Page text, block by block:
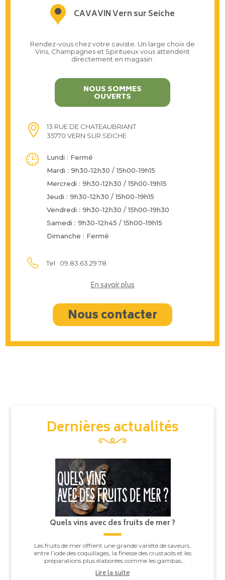
CAVAVIN Vern sur Seiche
Rendez-vous chez votre caviste. Un large choix de
Vins, Champagnes et Spiritueux vous attendent
directement en magasin.
NOUS SOMMES
OUVERTS
13 RUE DE CHATEAUBRIANT
35770 VERN SUR SEICHE
Lundi : Fermé
Mardi : 9h30-12h30 / 15h00-19h15
Mercredi : 9h30-12h30 / 15h00-19h15
Jeudi : 9h30-12h30 / 15h00-19h15
Vendredi : 9h30-12h30 / 15h00-19h30
Samedi : 9h30-12h45 / 15h00-19h15
Dimanche : Fermé
Tel : 09.83.63.29.78
En savoir plus
Nous contacter
Dernières actualités
Quels vins avec des fruits de mer ?
Les fruits de mer offrent une grande variété de saveurs,
entre l’iode des coquillages, la finesse des crustacés et les
préparations plus élaborées comme les gambas
grillées ou les noix de Saint-J...
Lire la suite